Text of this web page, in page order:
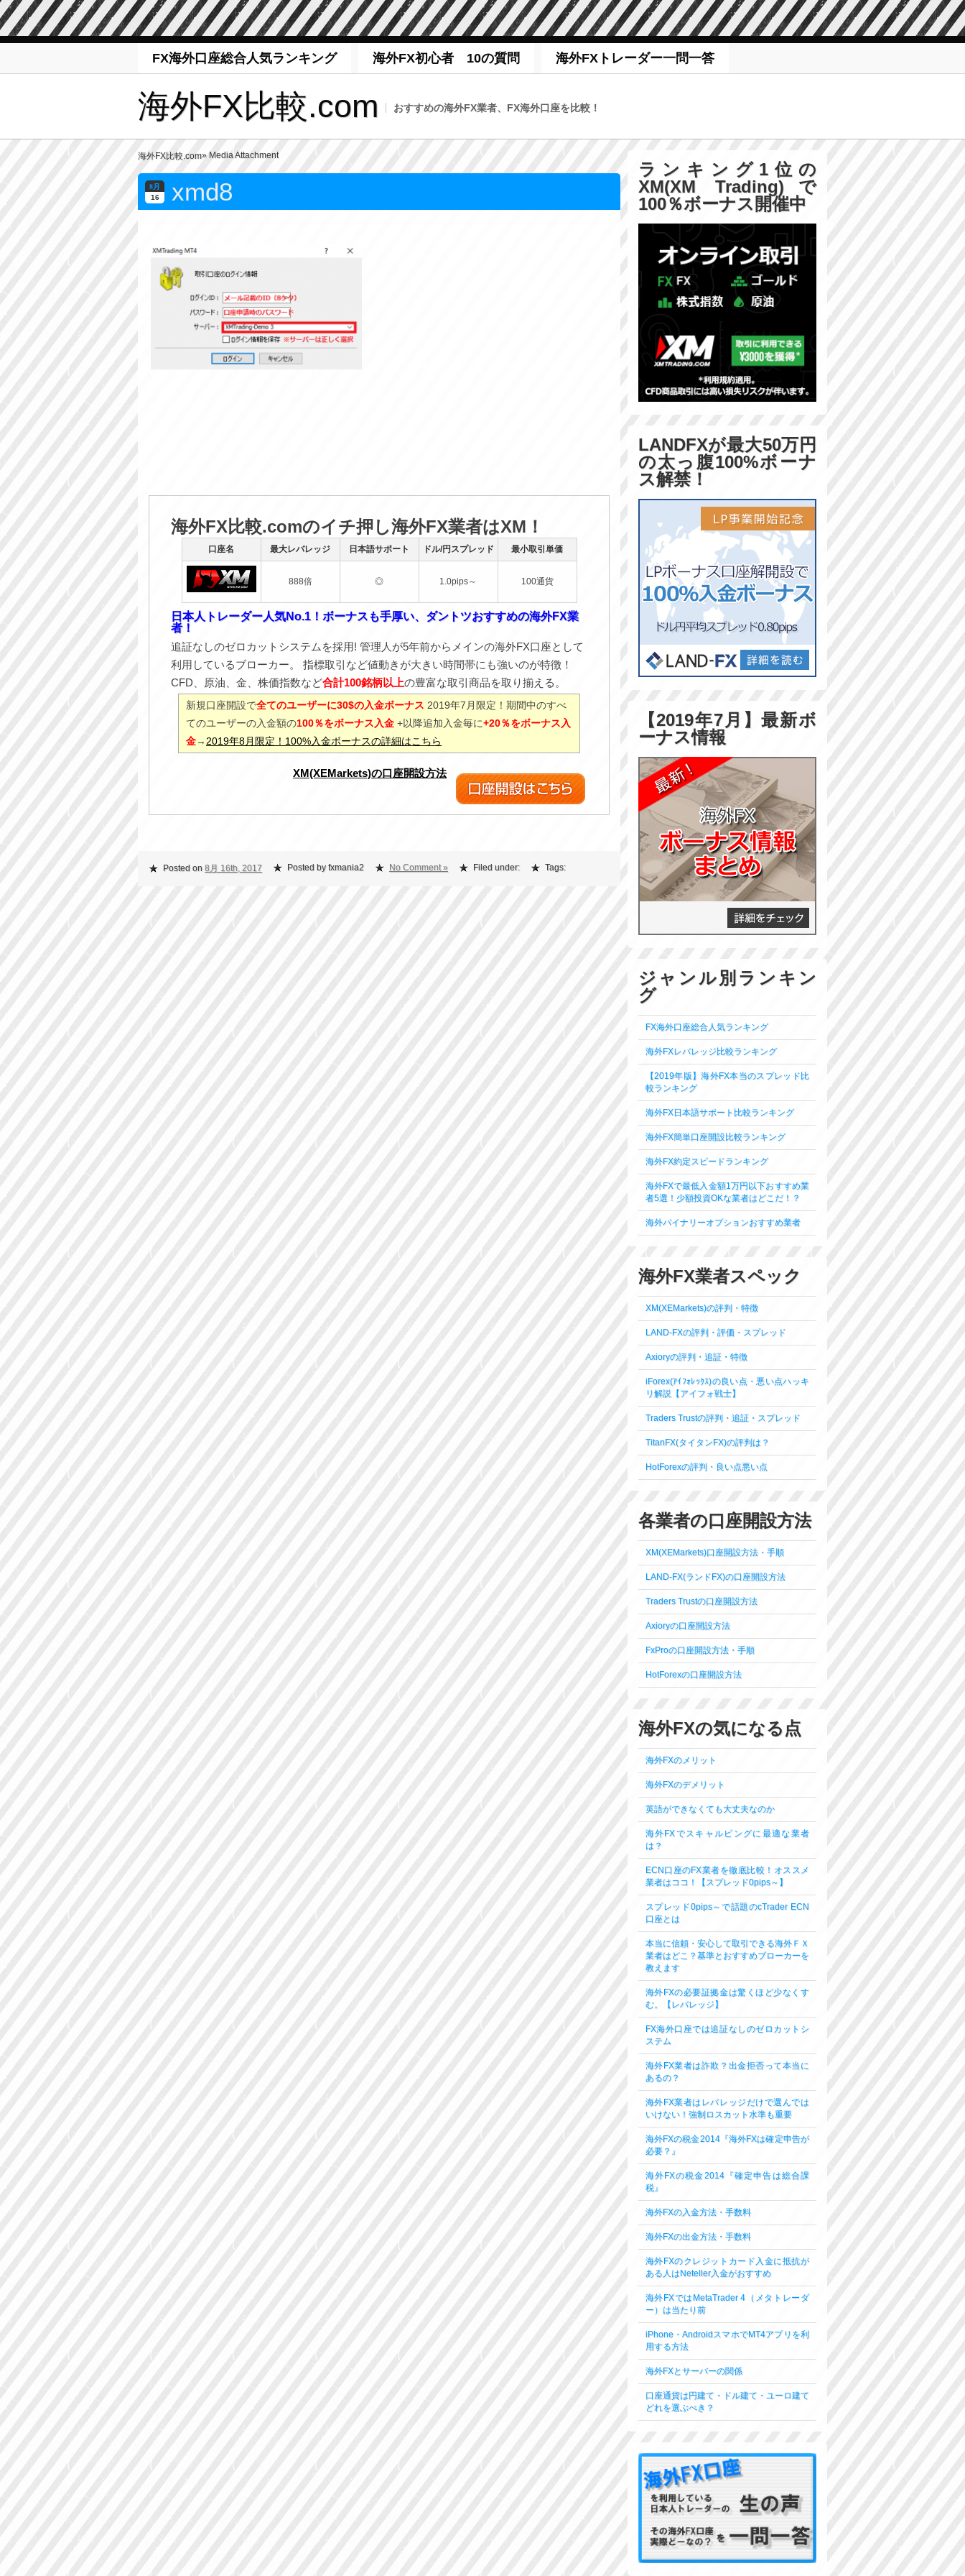
FX海外口座総合人気ランキング 海外FX初心者 10の質問 海外FXトレーダー一問一答
海外FX比較.com おすすめの海外FX業者、FX海外口座を比較！
海外FX比較.com» Media Attachment
8月
16 xmd8
海外FX比較.comのイチ押し海外FX業者はXM！
口座名 最大レバレッジ 日本語サポート ドル/円スプレッド 最小取引単価
888倍 ◎ 1.0pips～ 100通貨
日本人トレーダー人気No.1！ボーナスも手厚い、ダントツおすすめの海外FX業
者！
追証なしのゼロカットシステムを採用! 管理人が5年前からメインの海外FX口座として
利用しているブローカー。 指標取引など値動きが大きい時間帯にも強いのが特徴！
CFD、原油、金、株価指数など合計100銘柄以上の豊富な取引商品を取り揃える。
新規口座開設で全てのユーザーに30$の入金ボーナス 2019年7月限定！期間中のすべ
てのユーザーの入金額の100％をボーナス入金 +以降追加入金毎に+20％をボーナス入
金→ 2019年8月限定！100%入金ボーナスの詳細はこちら
XM(XEMarkets)の口座開設方法
Posted on 8月 16th, 2017 Posted by fxmania2 No Comment » Filed under: Tags:
ランキング1位の
XM(XM Trading)で
100％ボーナス開催中
LANDFXが最大50万円
の太っ腹100%ボーナ
ス解禁！
【2019年7月】最新ボ
ーナス情報
ジャンル別ランキン
グ
FX海外口座総合人気ランキング
海外FXレバレッジ比較ランキング
【2019年版】海外FX本当のスプレッド比
較ランキング
海外FX日本語サポート比較ランキング
海外FX簡単口座開設比較ランキング
海外FX約定スピードランキング
海外FXで最低入金額1万円以下おすすめ業
者5選！少額投資OKな業者はどこだ！？
海外バイナリーオプションおすすめ業者
海外FX業者スペック
XM(XEMarkets)の評判・特徴
LAND-FXの評判・評価・スプレッド
Axioryの評判・追証・特徴
iForex(ｱｲﾌｫﾚｯｸｽ)の良い点・悪い点ハッキ
リ解説【アイフォ戦士】
Traders Trustの評判・追証・スプレッド
TitanFX(タイタンFX)の評判は？
HotForexの評判・良い点悪い点
各業者の口座開設方法
XM(XEMarkets)口座開設方法・手順
LAND-FX(ランドFX)の口座開設方法
Traders Trustの口座開設方法
Axioryの口座開設方法
FxProの口座開設方法・手順
HotForexの口座開設方法
海外FXの気になる点
海外FXのメリット
海外FXのデメリット
英語ができなくても大丈夫なのか
海外FXでスキャルピングに最適な業者
は？
ECN口座のFX業者を徹底比較！オススメ
業者はココ！【スプレッド0pips～】
スプレッド0pips～で話題のcTrader ECN
口座とは
本当に信頼・安心して取引できる海外ＦＸ
業者はどこ？基準とおすすめブローカーを
教えます
海外FXの必要証拠金は驚くほど少なくす
む。【レバレッジ】
FX海外口座では追証なしのゼロカットシ
ステム
海外FX業者は詐欺？出金拒否って本当に
あるの？
海外FX業者はレバレッジだけで選んでは
いけない！強制ロスカット水準も重要
海外FXの税金2014『海外FXは確定申告が
必要？』
海外FXの税金2014『確定申告は総合課
税』
海外FXの入金方法・手数料
海外FXの出金方法・手数料
海外FXのクレジットカード入金に抵抗が
ある人はNeteller入金がおすすめ
海外FXではMetaTrader 4（メタトレーダ
ー）は当たり前
iPhone・AndroidスマホでMT4アプリを利
用する方法
海外FXとサーバーの関係
口座通貨は円建て・ドル建て・ユーロ建て
どれを選ぶべき？